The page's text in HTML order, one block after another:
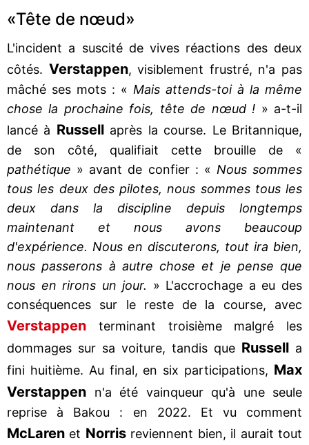
«Tête de nœud»
L'incident a suscité de vives réactions des deux
côtés. Verstappen, visiblement frustré, n'a pas
mâché ses mots : « Mais attends-toi à la même
chose la prochaine fois, tête de nœud ! » a-t-il
lancé à Russellaprès la course. Le Britannique,
de son côté, qualifiait cette brouille de «
pathétique » avant de confier : « Nous sommes
tous les deux des pilotes, nous sommes tous les
deux dans la discipline depuis longtemps
maintenant et nous avons beaucoup
d'expérience. Nous en discuterons, tout ira bien,
nous passerons à autre chose et je pense que
nous en rirons un jour. » L'accrochage a eu des
conséquences sur le reste de la course, avec
Verstappen terminant troisième malgré les
dommages sur sa voiture, tandis que Russell a
fini huitième. Au final, en six participations, Max
Verstappen n'a été vainqueur qu'à une seule
reprise à Bakou : en 2022. Et vu comment
McLaren et Norrisreviennent bien, il aurait tout